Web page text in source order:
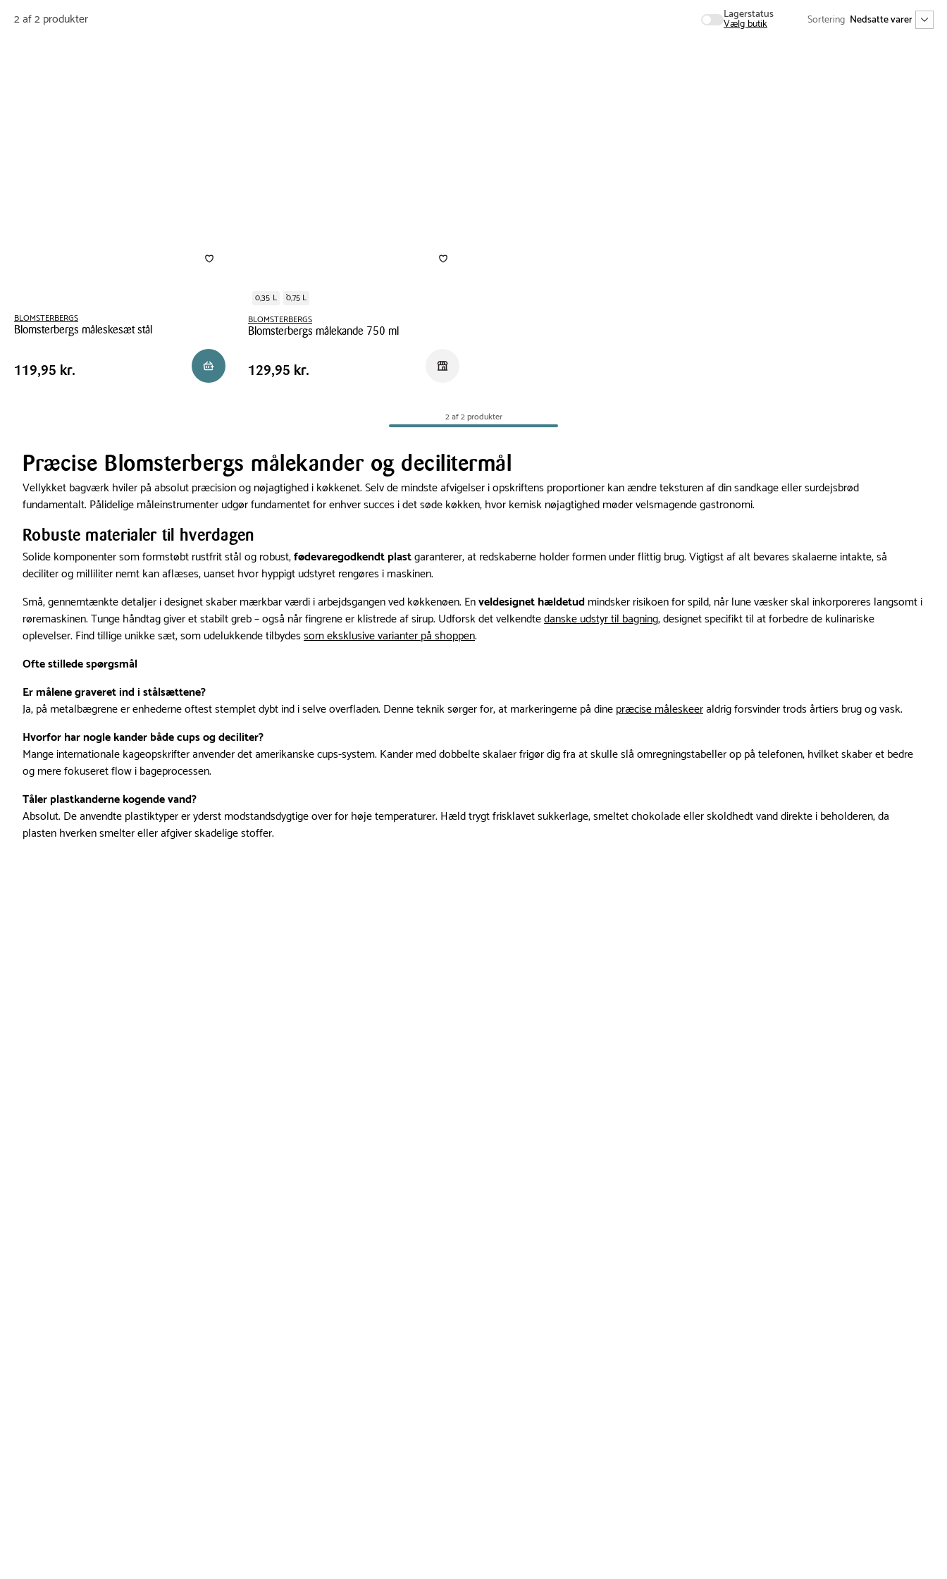
Lagerstatus
Vælg butik
2 af 2 produkter Sortering
BLOMSTERBERGS
Blomsterbergs måleskesæt stål
måleskesæt
Pris
Pris 119,95 kr.
119,95 kr. Reservér i butik
0,35 L
0,75 L
BLOMSTERBERGS
Blomsterbergs målekande 750 ml
målekande
Pris
Pris 129,95 kr.
129,95 kr. Reservér i butik
2 af 2 produkter
Præcise Blomsterbergs målekander og decilitermål
Vellykket bagværk hviler på absolut præcision og nøjagtighed i køkkenet. Selv de mindste afvigelser i opskriftens proportioner kan ændre teksturen af din sandkage eller surdejsbrød
fundamentalt. Pålidelige måleinstrumenter udgør fundamentet for enhver succes i det søde køkken, hvor kemisk nøjagtighed møder velsmagende gastronomi.
Robuste materialer til hverdagen
Solide komponenter som formstøbt rustfrit stål og robust,fødevaregodkendt plastgaranterer, at redskaberne holder formen under flittig brug. Vigtigst af alt bevares skalaerne intakte, så
deciliter og milliliter nemt kan aflæses, uanset hvor hyppigt udstyret rengøres i maskinen.
Små, gennemtænkte detaljer i designet skaber mærkbar værdi i arbejdsgangen ved køkkenøen. Enveldesignet hældetudmindsker risikoen for spild, når lune væsker skal inkorporeres langsomt i
røremaskinen. Tunge håndtag giver et stabilt greb – også når fingrene er klistrede af sirup. Udforsk det velkendtedanske udstyr til bagning, designet specifikt til at forbedre de kulinariske
oplevelser. Find tillige unikke sæt, som udelukkende tilbydessom eksklusive varianter på shoppen.
Ofte stillede spørgsmål
Er målene graveret ind i stålsættene?
Ja, på metalbægrene er enhederne oftest stemplet dybt ind i selve overfladen. Denne teknik sørger for, at markeringerne på dinepræcise måleskeeraldrig forsvinder trods årtiers brug og vask.
Hvorfor har nogle kander både cups og deciliter?
Mange internationale kageopskrifter anvender det amerikanske cups-system. Kander med dobbelte skalaer frigør dig fra at skulle slå omregningstabeller op på telefonen, hvilket skaber et bedre
og mere fokuseret flow i bageprocessen.
Tåler plastkanderne kogende vand?
Absolut. De anvendte plastiktyper er yderst modstandsdygtige over for høje temperaturer. Hæld trygt frisklavet sukkerlage, smeltet chokolade eller skoldhedt vand direkte i beholderen, da
plasten hverken smelter eller afgiver skadelige stoffer.